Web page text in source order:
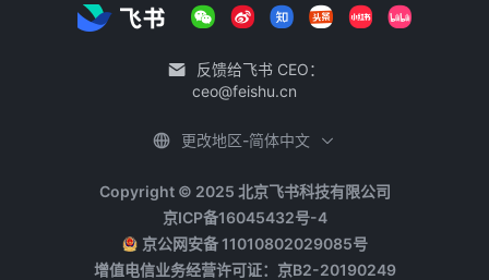
反馈给飞书 CEO：
ceo@feishu.cn
Copyright © 2025 北京飞书科技有限公司
京ICP备16045432号-4
京公网安备 11010802029085号
增值电信业务经营许可证：京B2-20190249
更改地区-简体中文